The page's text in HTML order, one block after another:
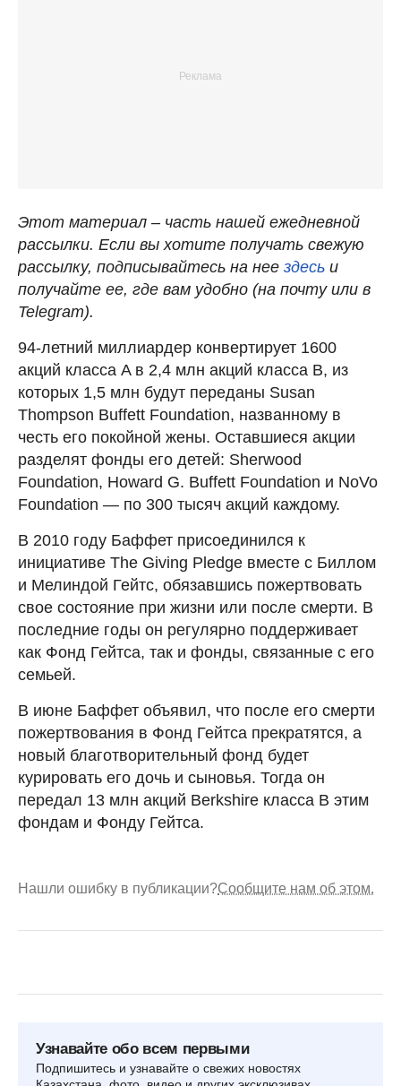
Этот материал – часть нашей ежедневной
рассылки. Если вы хотите получать свежую
рассылку, подписывайтесь на нее здесь и
получайте ее, где вам удобно (на почту или в
Telegram).
94-летний миллиардер конвертирует 1600
акций класса A в 2,4 млн акций класса B, из
которых 1,5 млн будут переданы Susan
Thompson Buffett Foundation, названному в
честь его покойной жены. Оставшиеся акции
разделят фонды его детей: Sherwood
Foundation, Howard G. Buffett Foundation и NoVo
Foundation — по 300 тысяч акций каждому.
В 2010 году Баффет присоединился к
инициативе The Giving Pledge вместе с Биллом
и Мелиндой Гейтс, обязавшись пожертвовать
свое состояние при жизни или после смерти. В
последние годы он регулярно поддерживает
как Фонд Гейтса, так и фонды, связанные с его
семьей.
В июне Баффет объявил, что после его смерти
пожертвования в Фонд Гейтса прекратятся, а
новый благотворительный фонд будет
курировать его дочь и сыновья. Тогда он
передал 13 млн акций Berkshire класса B этим
фондам и Фонду Гейтса.
Нашли ошибку в публикации?Сообщите нам об этом.
Узнавайте обо всем первыми
Подпишитесь и узнавайте о свежих новостях